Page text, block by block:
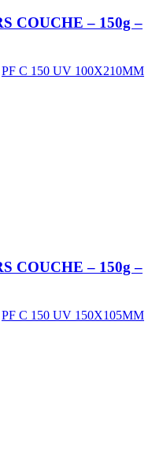
COUCHE – 150g –
PF C 150 UV 100X210MM
COUCHE – 150g –
PF C 150 UV 150X105MM